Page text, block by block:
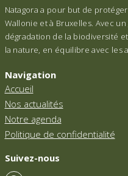
Natagora a pour but de
Wallonie et à Bruxelles. Avec
dégradation de la biodiversité
la nature, en équilibre avec les
Navigation
Accueil
Nos actualités
Notre agenda
Politique de confidentialité
Suivez-nous